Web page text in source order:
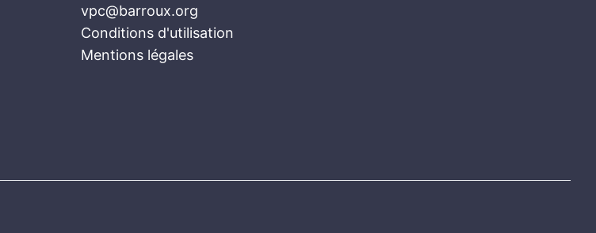
vpc@barroux.org
Conditions d'utilisation
Mentions légales